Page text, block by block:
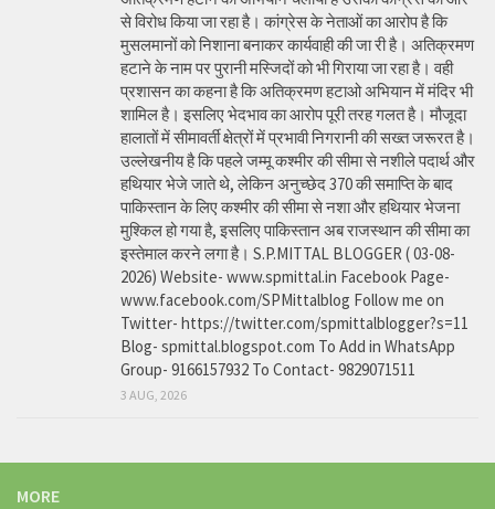
से विरोध किया जा रहा है। कांग्रेस के नेताओं का आरोप है कि
मुसलमानों को निशाना बनाकर कार्यवाही की जा री है। अतिक्रमण
हटाने के नाम पर पुरानी मस्जिदों को भी गिराया जा रहा है। वही
प्रशासन का कहना है कि अतिक्रमण हटाओ अभियान में मंदिर भी
शामिल है। इसलिए भेदभाव का आरोप पूरी तरह गलत है। मौजूदा
हालातों में सीमावर्ती क्षेत्रों में प्रभावी निगरानी की सख्त जरूरत है।
उल्लेखनीय है कि पहले जम्मू कश्मीर की सीमा से नशीले पदार्थ और
हथियार भेजे जाते थे, लेकिन अनुच्छेद 370 की समाप्ति के बाद
पाकिस्तान के लिए कश्मीर की सीमा से नशा और हथियार भेजना
मुश्किल हो गया है, इसलिए पाकिस्तान अब राजस्थान की सीमा का
इस्तेमाल करने लगा है। S.P.MITTAL BLOGGER ( 03-08-
2026) Website- www.spmittal.in Facebook Page-
www.facebook.com/SPMittalblog Follow me on
Twitter- https://twitter.com/spmittalblogger?s=11
Blog- spmittal.blogspot.com To Add in WhatsApp
Group- 9166157932 To Contact- 9829071511
3 AUG, 2026
MORE